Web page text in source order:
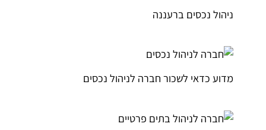
ניהול נכסים ברעננה
מדוע כדאי לשכור חברה לניהול נכסים